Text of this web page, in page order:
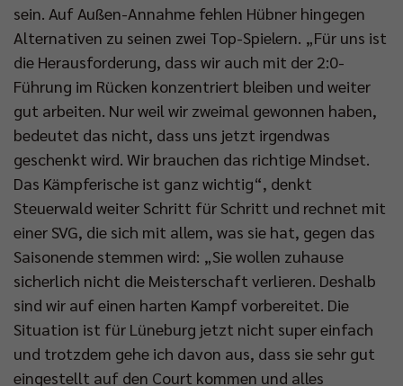
sein. Auf Außen-Annahme fehlen Hübner hingegen
Alternativen zu seinen zwei Top-Spielern. „Für uns ist
die Herausforderung, dass wir auch mit der 2:0-
Führung im Rücken konzentriert bleiben und weiter
gut arbeiten. Nur weil wir zweimal gewonnen haben,
bedeutet das nicht, dass uns jetzt irgendwas
geschenkt wird. Wir brauchen das richtige Mindset.
Das Kämpferische ist ganz wichtig“, denkt
Steuerwald weiter Schritt für Schritt und rechnet mit
einer SVG, die sich mit allem, was sie hat, gegen das
Saisonende stemmen wird: „Sie wollen zuhause
sicherlich nicht die Meisterschaft verlieren. Deshalb
sind wir auf einen harten Kampf vorbereitet. Die
Situation ist für Lüneburg jetzt nicht super einfach
und trotzdem gehe ich davon aus, dass sie sehr gut
eingestellt auf den Court kommen und alles